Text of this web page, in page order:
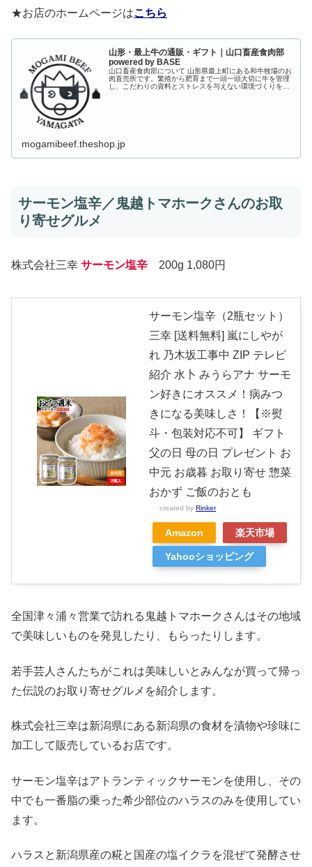
★お店のホームページはこちら
山形・最上牛の通販・ギフト｜山口畜産食肉部
powered by BASE
山口畜産食肉部について 山形県最上町にある和牛牧場のお
肉直売所です。繁殖から肥育まで一頭一頭大切に牛を管理
し、こだわりの資料とストレスを与えない環境づくりを徹
mogamibeef.theshop.jp
サーモン塩辛／鬼越トマホークさんのお取
り寄せグルメ
株式会社三幸 サーモン塩辛 200g 1,080円
サーモン塩辛（2瓶セット）
三幸 [送料無料] 嵐にしやが
れ 乃木坂工事中 ZIP テレビ
紹介 水卜 みうらアナ サーモ
ン好きにオススメ！病みつ
きになる美味しさ！【※熨
斗・包装対応不可】 ギフト
父の日 母の日 プレゼント お
中元 お歳暮 お取り寄せ 惣菜
おかず ご飯のおとも
created by Rinker
Amazon 楽天市場
Yahooショッピング
全国津々浦々営業で訪れる鬼越トマホークさんはその地域
で美味しいものを発見したり、もらったりします。
若手芸人さんたちがこれは美味しいとみんなが買って帰っ
た伝説のお取り寄せグルメを紹介します。
株式会社三幸は新潟県にある新潟県の食材を漬物や珍味に
加工して販売しているお店です。
サーモン塩辛はアトランティックサーモンを使用し、その
中でも一番脂の乗った希少部位のハラスのみを使用してい
ます。
ハラスと新潟県産の糀と国産の塩イクラを混ぜて発酵させ